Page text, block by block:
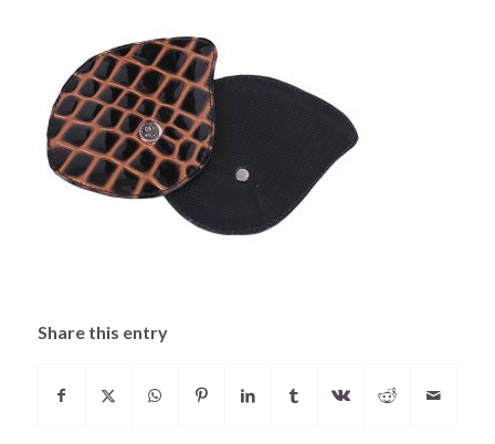
Share this entry